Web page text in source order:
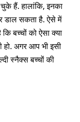
हैं. हालांकि, इनका
डाल सकता है. ऐसे में
बच्चों को ऐसा क्या
हो. अगर आप भी इसी
स्नैक्स बच्चों की